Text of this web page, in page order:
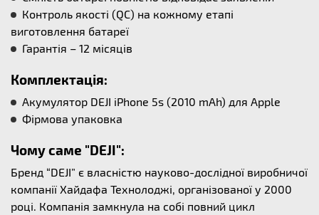
Контроль якості (QC) на кожному етапі
виготовлення батареї
Гарантія – 12 місяців
Комплектація:
Акумулятор DEJI iPhone 5s (2010 mAh) для Apple
Фірмова упаковка
Чому саме "DEJI":
Бренд “DEJI” є власністю науково-дослідної виробничої
компанії Хайдафа Технолоджі, організованої у 2000
році. Компанія замкнула на собі повний цикл